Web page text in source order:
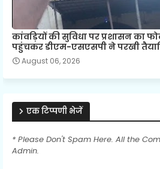
कांवड़ियों की सुविधा पर प्रशासन का
पहुंचकर डीएम-एसएसपी ने परखी
August 06, 2026
एक टिप्पणी भेजें
* Please Don't Spam Here. All the
Admin.